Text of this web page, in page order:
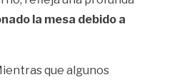
la mesa debido a
que algunos